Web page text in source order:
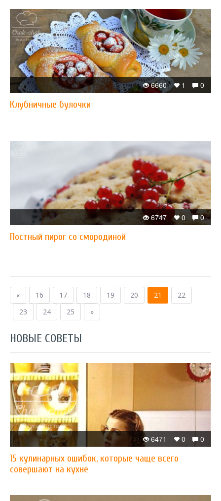
0
1
6660
Клубничные булочки​
0
0
6747
Постный пирог со смородиной
« 16 17 18 19 20 21
22
23
24 25 »
НОВЫЕ СОВЕТЫ
0
0
6471
15 кулинарных ошибок, которые чаще всего
совершают на кухне